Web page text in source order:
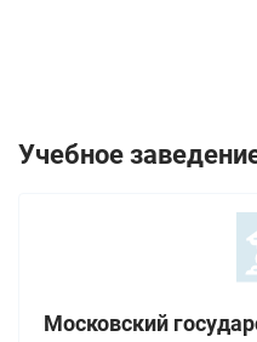
Учебное
Московский